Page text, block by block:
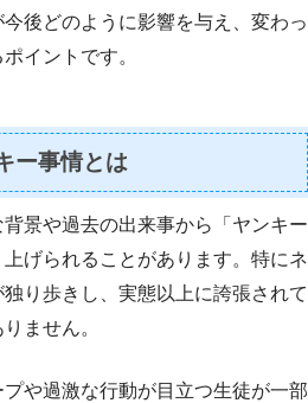
後どのように影響を与え、変わっ
イントです。
ー事情とは
景や過去の出来事から「ヤンキー
げられることがあります。特にネ
り歩きし、実態以上に誇張されて
ません。
や過激な行動が目立つ生徒が一部